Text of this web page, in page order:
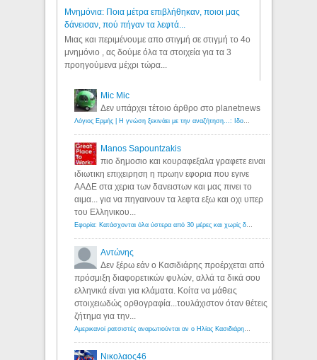
Μνημόνια: Ποια μέτρα επιβλήθηκαν, ποιοι μας
δάνεισαν, πού πήγαν τα λεφτά...
Μιας και περιμένουμε απο στιγμή σε στιγμή το 4ο
μνημόνιο , ας δούμε όλα τα στοιχεία για τα 3
προηγούμενα μέχρι τώρα...
Mic Mic
Δεν υπάρχει τέτοιο άρθρο στο planetnews
Λόγιος Ερμής | Η γνώση ξεκινάει με την αναζήτηση...: Ιδού οι 18 που χρωστούν 11 δις ευρώ!
Manos Sapountzakis
πιο δημοσιο και κουραφεξαλα γραφετε ειναι
ιδιωτικη επιχειρηση η πρωην εφορια που εγινε
ΑΑΔΕ στα χερια των δανειστων και μας πινει το
αιμα... για να πηγαινουν τα λεφτα εξω και οχι υπερ
του Ελληνικου...
Εφορία: Κατάσχονται όλα ύστερα από 30 μέρες και χωρίς δικαστικές αποφάσεις - Λόγιος Ερμής
Αντώνης
Δεν ξέρω εάν ο Κασιδιάρης προέρχεται από
πρόσμιξη διαφορετικών φυλών, αλλά τα δικά σου
ελληνικά είναι για κλάματα. Κοίτα να μάθεις
στοιχειωδώς ορθογραφία...τουλάχιστον όταν θέτεις
ζήτημα για την...
Αμερικανοί ρατσιστές αναρωτιούνται αν ο Ηλίας Κασιδιάρης ανήκει στη λευκή φυλή... - Λόγιος Ερμής
Νικολαος46